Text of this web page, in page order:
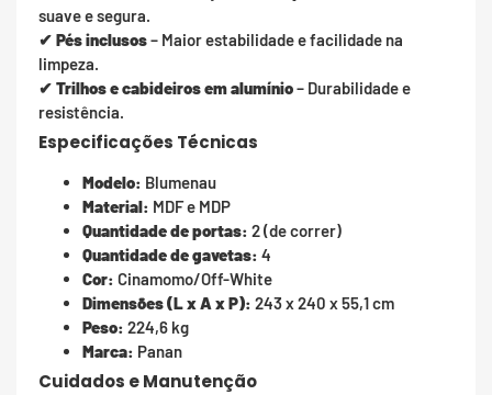
suave e segura.
✔ Pés inclusos– Maior estabilidade e facilidade na
limpeza.
✔ Trilhos e cabideiros em alumínio– Durabilidade e
resistência.
Especificações Técnicas
Modelo: Blumenau
Material: MDF e MDP
Quantidade de portas: 2 (de correr)
Quantidade de gavetas: 4
Cor: Cinamomo/Off-White
Dimensões (L x A x P): 243 x 240 x 55,1 cm
Peso: 224,6 kg
Marca: Panan
Cuidados e Manutenção